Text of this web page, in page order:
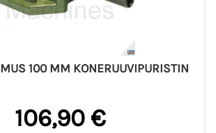
100 MM KONERUUVIPURISTIN
106,90 €